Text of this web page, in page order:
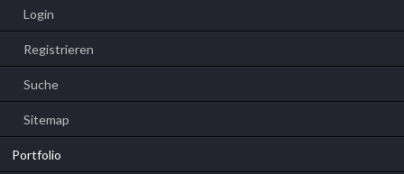
Login
Registrieren
Suche
Sitemap
Portfolio